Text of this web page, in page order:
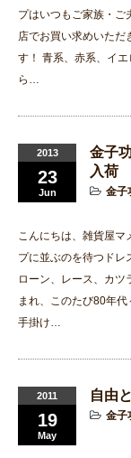
プはいつもご家族・ご
店でお買い求めいただ
す！ 青系、赤系、イ
ら…
2013
23
Jun
金子
入荷
金子
こんにちは、雑貨屋マ
プに並ぶのを待つドレ
ローン、レース、カ
まれ、このたび80年
手掛け…
2011
19
May
自由
金子